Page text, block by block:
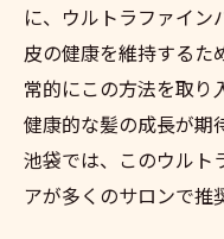
に、ウルトラファイン
皮の健康を維持するた
常的にこの方法を取り
健康的な髪の成長が期
池袋では、このウルト
アが多くのサロンで推